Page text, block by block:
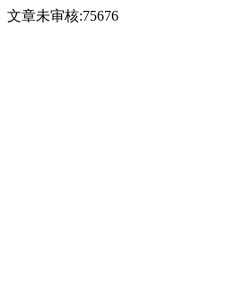
文章未审核:75676